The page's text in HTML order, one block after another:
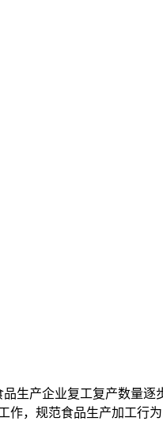
生产企业复工复产数量逐
，规范食品生产加工行